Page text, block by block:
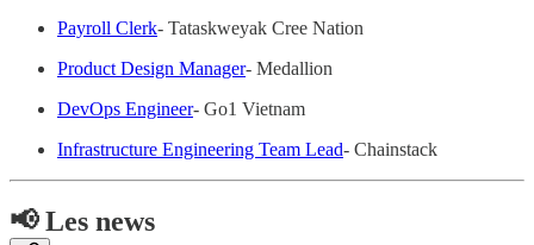
Payroll Clerk- Tataskweyak Cree Nation
Product Design Manager- Medallion
DevOps Engineer- Go1 Vietnam
Infrastructure Engineering Team Lead- Chainstack
📢 Les news